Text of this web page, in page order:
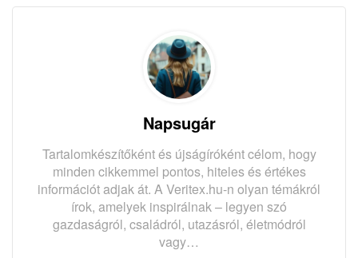
Napsugár
Tartalomkészítőként és újságíróként célom, hogy
minden cikkemmel pontos, hiteles és értékes
információt adjak át. A Veritex.hu-n olyan témákról
írok, amelyek inspirálnak – legyen szó
gazdaságról, családról, utazásról, életmódról
vagy…